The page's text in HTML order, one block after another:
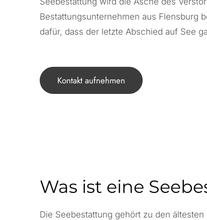
Bestattungsunternehmen aus Flensburg
dafür, dass der letzte Abschied auf See
Kontakt aufnehmen
Was ist eine
Die Seebestattung gehört zu den